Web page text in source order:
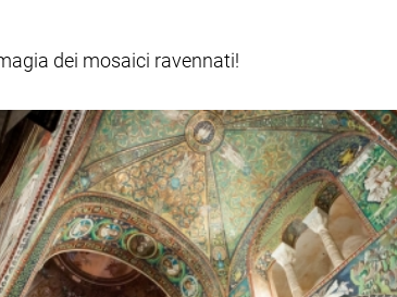
dei mosaici ravennati!